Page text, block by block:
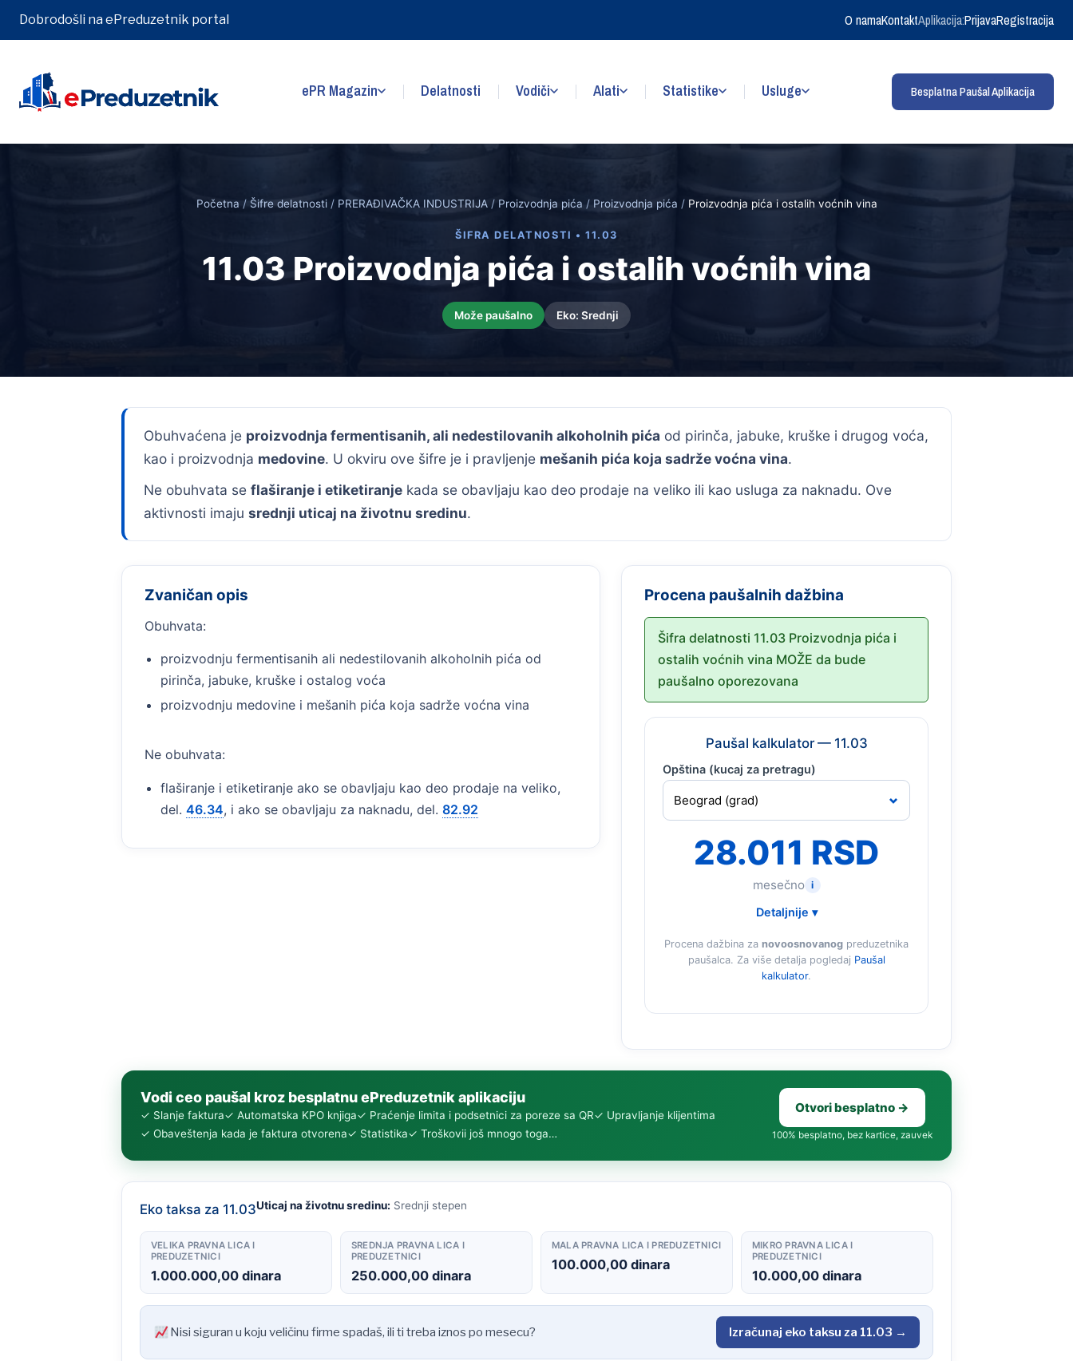
Dobrodošli na ePreduzetnik portal O namaKontaktAplikacija:PrijavaRegistracija
ePR Magazin Delatnosti Vodiči Alati Statistike Usluge Besplatna Paušal Aplikacija
Početna / Šifre delatnosti/ PRERAĐIVAČKA INDUSTRIJA/ Proizvodnja pića / Proizvodnja pića / Proizvodnja pića i ostalih voćnih vina
ŠIFRA DELATNOSTI • 11.03
11.03 Proizvodnja pića i ostalih voćnih vina
Može paušalno Eko: Srednji
Obuhvaćena je proizvodnja fermentisanih, ali nedestilovanih alkoholnih pića od pirinča, jabuke, kruške i drugog voća,
kao i proizvodnja medovine. U okviru ove šifre je i pravljenje mešanih pića koja sadrže voćna vina.
Ne obuhvata se flaširanje i etiketiranje kada se obavljaju kao deo prodaje na veliko ili kao usluga za naknadu. Ove
aktivnosti imaju srednji uticaj na životnu sredinu.
Zvaničan opis
Obuhvata:
proizvodnju fermentisanih ali nedestilovanih alkoholnih pića od
pirinča, jabuke, kruške i ostalog voća
proizvodnju medovine i mešanih pića koja sadrže voćna vina
Ne obuhvata:
flaširanje i etiketiranje ako se obavljaju kao deo prodaje na veliko,
del. 46.34, i ako se obavljaju za naknadu, del. 82.92
Procena paušalnih dažbina
Šifra delatnosti 11.03 Proizvodnja pića i
ostalih voćnih vina MOŽE da bude
paušalno oporezovana
Paušal kalkulator — 11.03
Opština (kucaj za pretragu)
28.011 RSD
mesečno i
Detaljnije ▾
Procena dažbina zanovoosnovanog preduzetnika
paušalca. Za više detalja pogledaj Paušal
kalkulator.
Vodi ceo paušal kroz besplatnu ePreduzetnik aplikaciju
✓ Slanje faktura✓ Automatska KPO knjiga✓ Praćenje limita i podsetnici za poreze sa QR✓ Upravljanje klijentima
✓ Obaveštenja kada je faktura otvorena✓ Statistika✓ Troškovii još mnogo toga…
Otvori besplatno →
100% besplatno, bez kartice, zauvek
Eko taksa za 11.03Uticaj na životnu sredinu: Srednji stepen
VELIKA PRAVNA LICA I
PREDUZETNICI
1.000.000,00 dinara
SREDNJA PRAVNA LICA I
PREDUZETNICI
250.000,00 dinara
MALA PRAVNA LICA I PREDUZETNICI
100.000,00 dinara
MIKRO PRAVNA LICA I
PREDUZETNICI
10.000,00 dinara
Nisi siguran u koju veličinu firme spadaš, ili ti treba iznos po mesecu? Izračunaj eko taksu za 11.03 →